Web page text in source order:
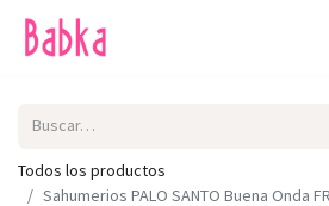
Todos los productos
Sahumerios PALO SANTO Buena Onda